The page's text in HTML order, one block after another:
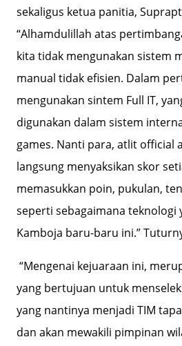
sekaligus ketua panitia,
“Alhamdulillah atas
kita tidak mengunakan sistem
manual tidak efisien. Dalam
mengunakan sintem Full IT,
digunakan dalam sistem
games. Nanti para, atlit official
langsung menyaksikan skor
memasukkan poin, pukulan,
seperti sebagaimana teknologi
Kamboja baru-baru ini.”
“Mengenai kejuaraan ini,
yang bertujuan untuk
yang nantinya menjadi TIM
dan akan mewakili pimpinan